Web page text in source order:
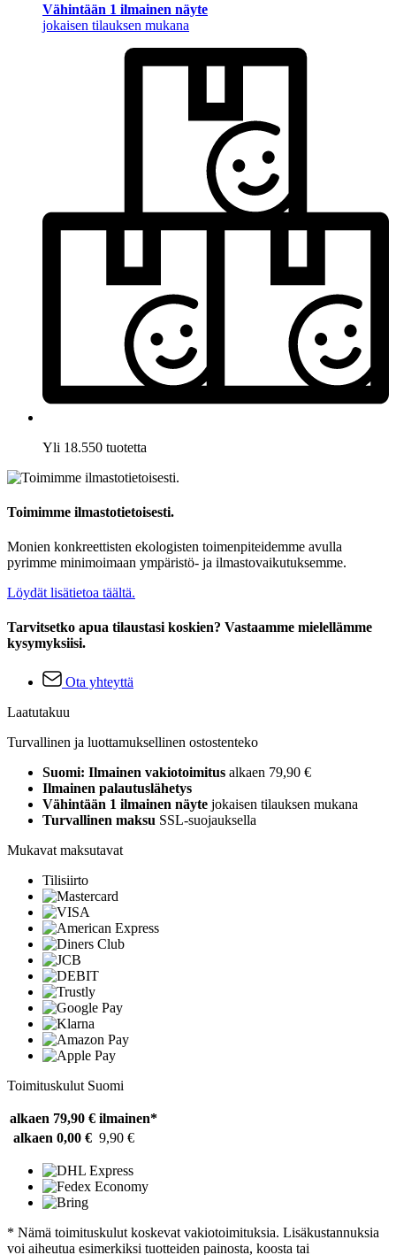
Vähintään 1 ilmainen näyte
jokaisen tilauksen mukana
Yli 18.550 tuotetta
Toimimme ilmastotietoisesti.
Monien konkreettisten ekologisten toimenpiteidemme avulla
pyrimme minimoimaan ympäristö- ja ilmastovaikutuksemme.
Löydät lisätietoa täältä.
Tarvitsetko apua tilaustasi koskien? Vastaamme mielellämme
kysymyksiisi.
Ota yhteyttä
Laatutakuu
Turvallinen ja luottamuksellinen ostostenteko
Suomi: Ilmainen vakiotoimitus alkaen 79,90 €
Ilmainen palautuslähetys
Vähintään 1 ilmainen näyte jokaisen tilauksen mukana
Turvallinen maksu SSL-suojauksella
Mukavat maksutavat
Tilisiirto
Toimituskulut Suomi
alkaen 79,90 € ilmainen*
alkaen 0,00 € 9,90 €
* Nämä toimituskulut koskevat vakiotoimituksia. Lisäkustannuksia
voi aiheutua esimerkiksi tuotteiden painosta, koosta tai